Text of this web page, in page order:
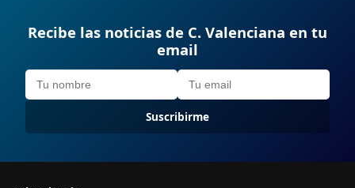
Recibe las noticias de C. Valenciana en tu
email
Suscribirme